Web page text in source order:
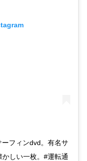
フィンdvd。有名サ
しい一枚。#運転通